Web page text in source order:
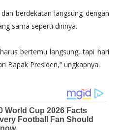
berdekatan langsung dengan
sama seperti dirinya.
bertemu langsung, tapi hari
Bapak Presiden,” ungkapnya.